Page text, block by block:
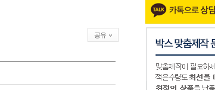
공유